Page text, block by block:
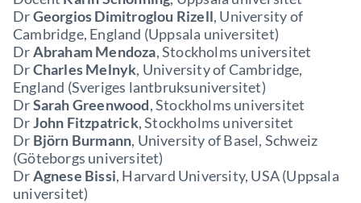
DrGeorgios Dimitroglou Rizell, University of
Cambridge, England (Uppsala universitet)
DrAbraham Mendoza, Stockholms universitet
DrCharles Melnyk, University of Cambridge,
England (Sveriges lantbruksuniversitet)
DrSarah Greenwood, Stockholms universitet
DrJohn Fitzpatrick, Stockholms universitet
Dr Björn Burmann, University of Basel, Schweiz
(Göteborgs universitet)
DrAgnese Bissi, Harvard University, USA (Uppsala
universitet)